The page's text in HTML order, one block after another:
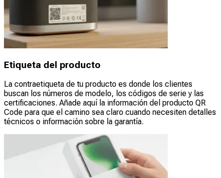
Etiqueta del producto
La contraetiqueta de tu producto es donde los clientes
buscan los números de modelo, los códigos de serie y las
certificaciones. Añade aquí la información del producto QR
Code para que el camino sea claro cuando necesiten detalles
técnicos o información sobre la garantía.